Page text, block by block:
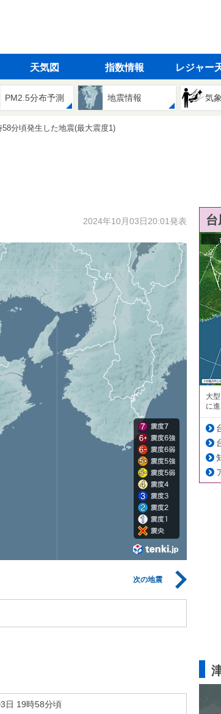
天気図 指数情報 レジャー
PM2.5分布予測 地震情報 気
58分頃発生した地震(最大震度1)
2024年10月03日20:01発表
次の地震
日 19時58分頃
大
に